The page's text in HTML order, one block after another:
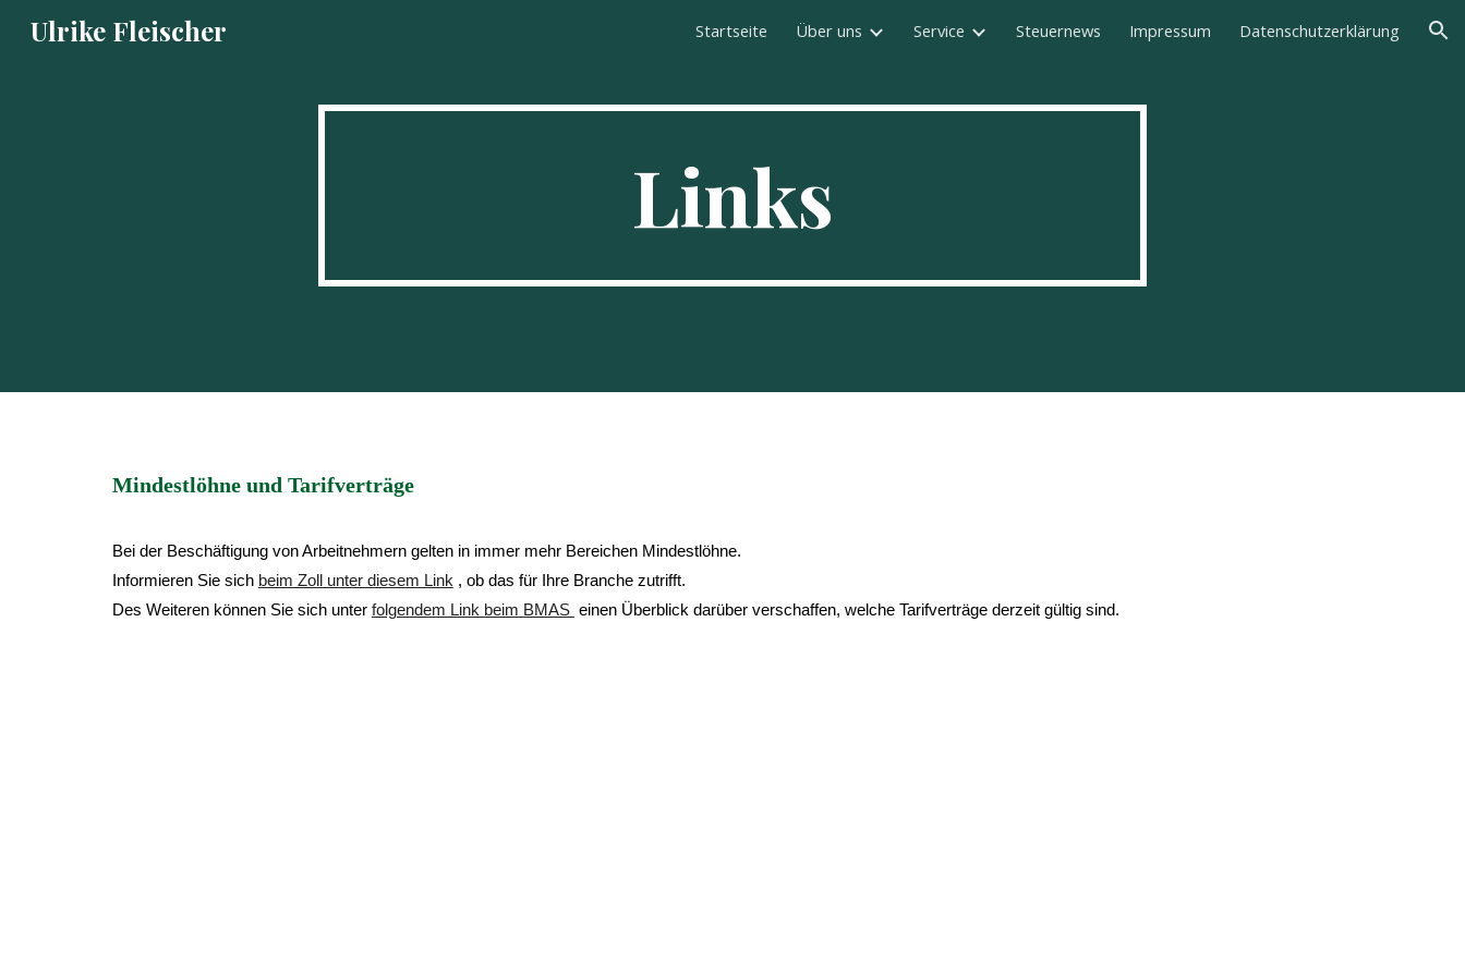
Skip to navigation
Ulrike Fleischer Startseite Über uns Service Steuernews Impressum Datenschutzerklärung
Links
Mindestlöhne und Tarifverträge
Bei der Beschäftigung von Arbeitnehmern gelten in immer mehr Bereichen Mindestlöhne.
Informieren Sie sich beim Zoll unter diesem Link , ob das für Ihre Branche zutrifft.
Des Weiteren können Sie sich unter folgendem Link beim BMAS einen Überblick darüber verschaffen, welche Tarifverträge derzeit gültig sind.